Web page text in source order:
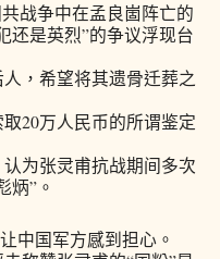
战争中在孟良崮阵亡的
还是英烈”的争议浮现台
，希望将其遗骨迁葬之
20万人民币的所谓鉴定
为张灵甫抗战期间多次
炳”。
中国军方感到担心。